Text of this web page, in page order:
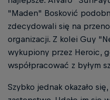
"Maden" Bosković
zdecydowali się na
organizacji. Z kolei Guy
wykupiony przez Heroic,
współpracować z byłym
Szybko jednak okazało